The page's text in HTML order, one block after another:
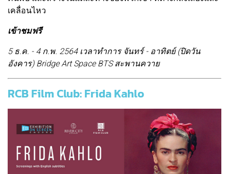
เคลื่อนไหว
เข้าชมฟรี
5 ธ.ค. - 4 ก.พ. 2564 เวลาทำการ จันทร์ - อาทิตย์ (ปิดวัน
อังคาร) Bridge Art Space BTS สะพานควาย
RCB Film Club: Frida Kahlo